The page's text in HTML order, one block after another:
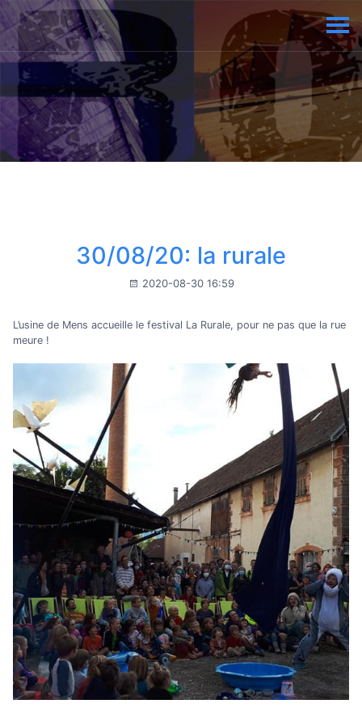
30/08/20: la rurale
2020-08-30 16:59
L’usine de Mens accueille le festival La Rurale, pour ne pas que la rue
meure !